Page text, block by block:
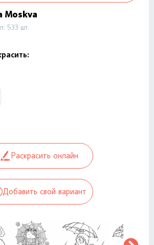
Moskva
533 шт.
Раскрасить онлайн
Добавить свой вариант